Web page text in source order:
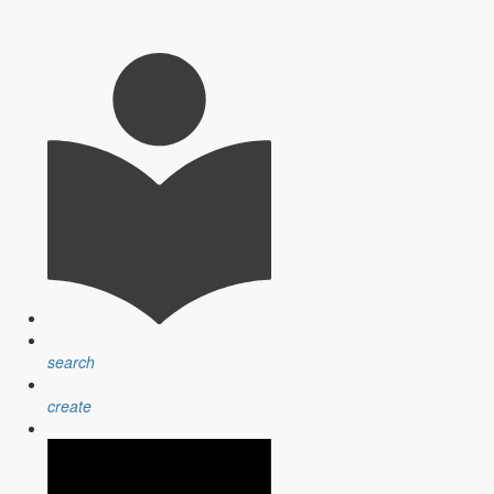
search
create
DFV-Präsident Hartmut Ziebs vor den 150 Teilnehmern aus
Klimawandel wie auch